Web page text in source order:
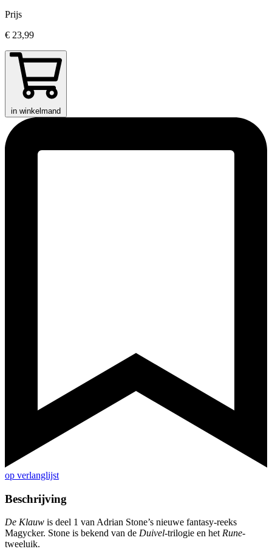
Prijs
€ 23,99
in winkelmand
op verlanglijst
Beschrijving
De Klauw is deel 1 van Adrian Stone’s nieuwe fantasy-reeks
Magycker. Stone is bekend van de Duivel-trilogie en hetRune-
tweeluik.